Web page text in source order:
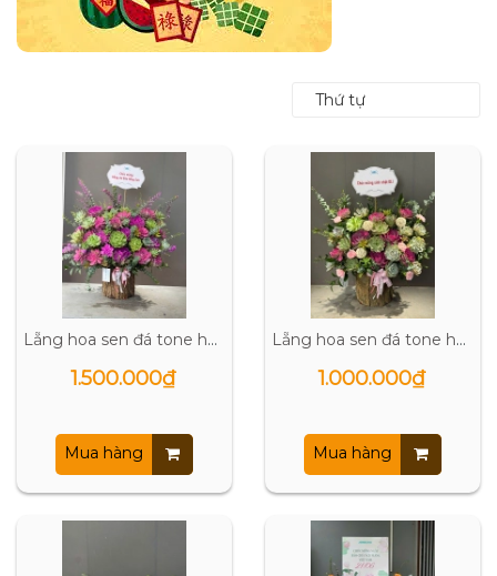
Thứ tự
Lẵng hoa sen đá tone hồng đậm
1.500.000₫
Mua hàng
Lẵng hoa sen đá tone hồng
1.000.000₫
Mua hàng